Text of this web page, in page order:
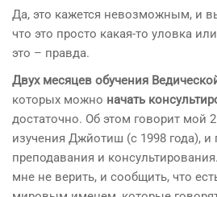
Да, это кажется невозможным, и
что это просто какая-то уловка
это – правда.
Двух месяцев обучения
которых можно начать
достаточно. Об этом говорит мой
изучения Джйотиш (с 1998 года), и
преподавания и
мне не верить, и сообщить, что